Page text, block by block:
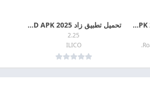
تحميل برنامج روموي 2024 ROMWE APK اخر اصدار مجانا تحميل تطبيق زاد ZAD APK 2025 مجانا
2.25
ILICO